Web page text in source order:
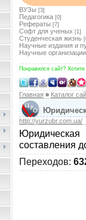
ВУЗы [3]
Педагогика [0]
Рефераты [7]
Софт для ученых [1]
Студенческая жизнь
Научные издания и
Научные организации
Понравился сайт?
Главная » Каталог
http://yurzubr.com.ua/
Юридическая
составления
Переходов: